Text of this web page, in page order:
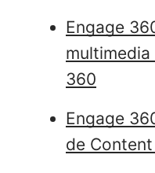
Engage
360
Engage
de